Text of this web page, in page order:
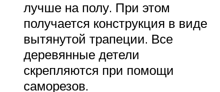
лучше на полу. При этом
получается конструкция в виде
вытянутой трапеции. Все
деревянные детели
скрепляются при помощи
саморезов.